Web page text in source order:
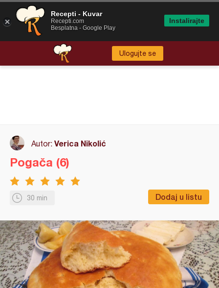
Ulogujte se
Autor: Verica Nikolić
30 min Dodaj u listu
Pogača (6)
Recepti - Kuvar
Recepti.com
Besplatna - Google Play
Instalirajte